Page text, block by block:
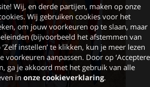
Wij, en derde partijen, maken op onze
Wij gebruiken cookies voor het
om jouw voorkeuren op te slaan, maar
(bijvoorbeeld het afstemmen van
instellen’ te klikken, kun je meer lezen
voorkeuren aanpassen. Door op
ga je akkoord met het gebruik van alle
in onze cookieverklaring.